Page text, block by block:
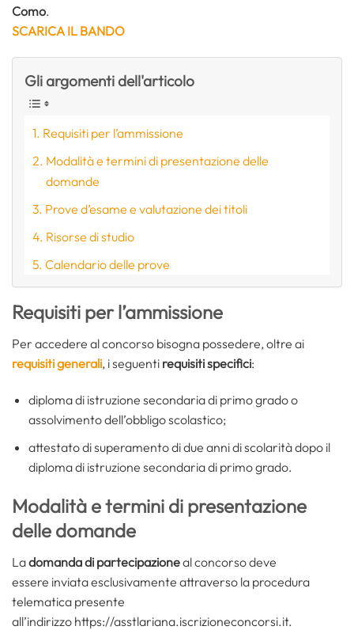
Como.
SCARICA IL BANDO
Gli argomenti dell'articolo
Requisiti per l’ammissione
Modalità e termini di presentazione delle
domande
Prove d’esame e valutazione dei titoli
Risorse di studio
Calendario delle prove
Requisiti per l’ammissione
Per accedere al concorso bisogna possedere, oltre ai
requisiti generali, i seguenti requisiti specifici:
diploma di istruzione secondaria di primo grado o
assolvimento dell’obbligo scolastico;
attestato di superamento di due anni di scolarità dopo il
diploma di istruzione secondaria di primo grado.
Modalità e termini di presentazione
delle domande
Ladomanda di partecipazioneal concorso deve
essere inviata esclusivamente attraverso la procedura
telematica presente
all’indirizzo https://asstlariana.iscrizioneconcorsi.it.